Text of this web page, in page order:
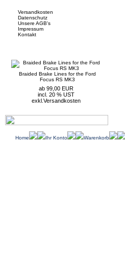
Versandkosten
Datenschutz
Unsere AGB's
Impressum
Kontakt
Braided Brake Lines for the Ford
Focus RS MK3
ab 99,00 EUR
incl. 20 % UST
exkl. Versandkosten
Home Ihr Konto Warenkorb